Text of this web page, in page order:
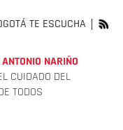
TE ESCUCHA
ANTONIO NARIÑO
CUIDADO DEL
TODOS